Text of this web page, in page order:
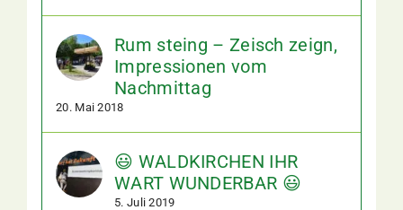
Rum steing – Zeisch zeign,
Impressionen vom
Nachmittag
20. Mai 2018
😃 WALDKIRCHEN IHR
WART WUNDERBAR 😃
5. Juli 2019